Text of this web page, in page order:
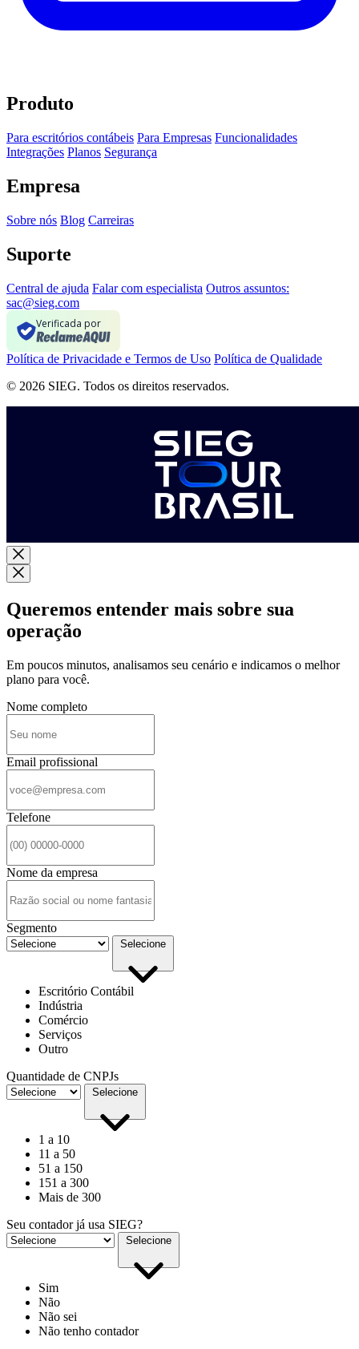
Produto
Para escritórios contábeis Para Empresas Funcionalidades
Integrações Planos Segurança
Empresa
Sobre nós Blog Carreiras
Suporte
Central de ajuda Falar com especialista Outros assuntos:
sac@sieg.com
Verificada por
Política de Privacidade e Termos de Uso Política de Qualidade
© 2026 SIEG. Todos os direitos reservados.
Queremos entender mais sobre sua
operação
Em poucos minutos, analisamos seu cenário e indicamos o melhor
plano para você.
Nome completo
Email profissional
Telefone
Nome da empresa
Segmento
Selecione
Escritório Contábil
Indústria
Comércio
Serviços
Outro
Quantidade de CNPJs
Selecione
1 a 10
11 a 50
51 a 150
151 a 300
Mais de 300
Seu contador já usa SIEG?
Selecione
Sim
Não
Não sei
Não tenho contador